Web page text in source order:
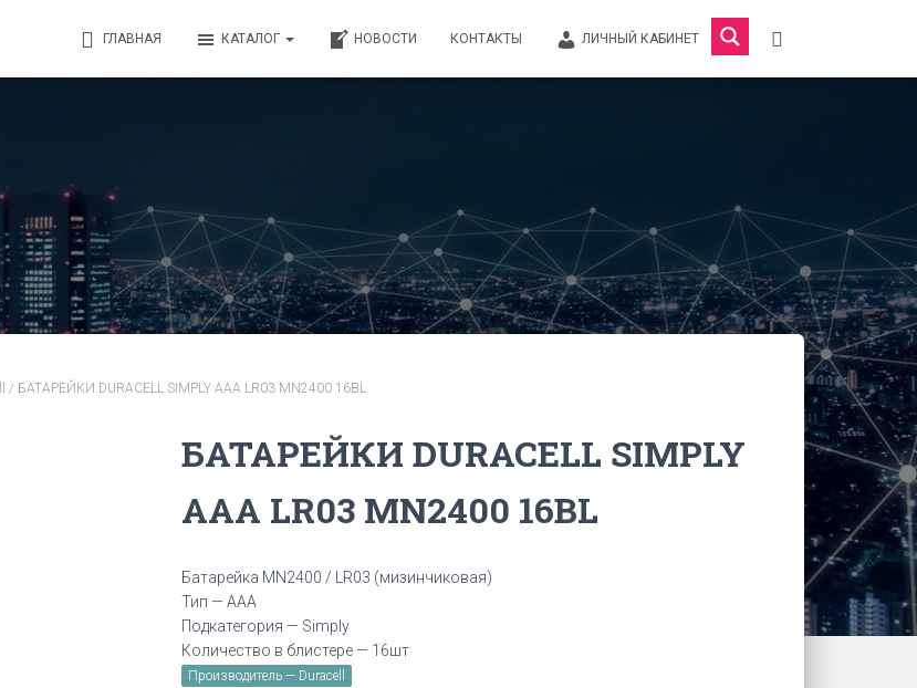
ГЛАВНАЯ КАТАЛОГ НОВОСТИ КОНТАКТЫ ЛИЧНЫЙ КАБИНЕТ
/ БАТАРЕЙКИ DURACELL SIMPLY AAA LR03 MN2400 16BL
БАТАРЕЙКИ DURACELL SIMPLY
AAA LR03 MN2400 16BL
Батарейка MN2400 / LR03 (мизинчиковая)
Тип — AAA
Подкатегория — Simply
Количество в блистере — 16шт
Производитель — Duracell